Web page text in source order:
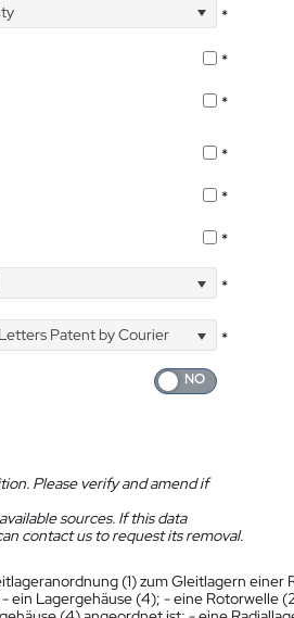
*
*
*
*
*
*
*
Patent by Courier
*
Please verify and amend if
sources. If this data
contact us to request its removal.
(1) zum Gleitlagern
ein Lagergehäuse (4); - eine Rotorwelle